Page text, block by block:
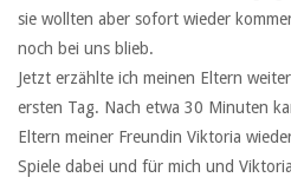
sie wollten aber sofort wieder
noch bei uns blieb.
Jetzt erzählte ich meinen Eltern
ersten Tag. Nach etwa 30 Minuten
Eltern meiner Freundin Viktoria
Spiele dabei und für mich und